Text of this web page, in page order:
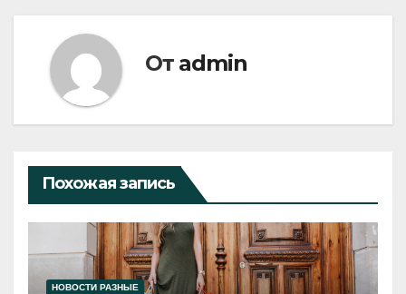
От admin
Похожая запись
НОВОСТИ РАЗНЫЕ